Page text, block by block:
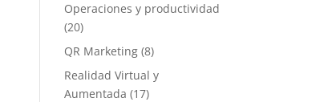
Operaciones y productividad
(20)
QR Marketing (8)
Realidad Virtual y
Aumentada (17)